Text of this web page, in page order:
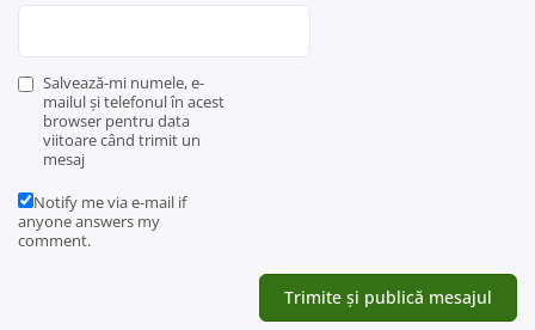
Salvează-mi numele, e-
mailul și telefonul în acest
browser pentru data
viitoare când trimit un
mesaj
Notify me via e-mail if
anyone answers my
comment.